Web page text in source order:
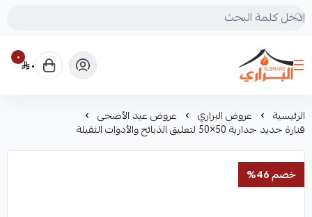
البراري للرحلات
٠ ٠
الرئيسية عروض البراري عروض عيد الأضحى
قنارة حديد جدارية 50×50 لتعليق الذبائح والأدوات الثقيلة
خصم 46%